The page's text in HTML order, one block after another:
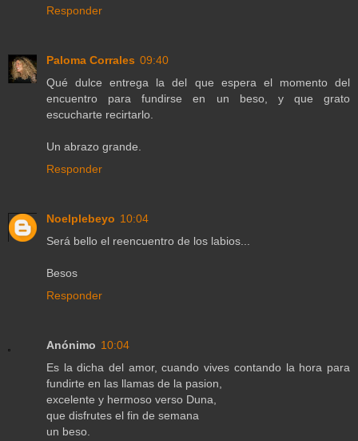
Responder
Paloma Corrales 09:40
Qué dulce entrega la del que espera el momento del
encuentro para fundirse en un beso, y que grato
escucharte recirtarlo.
Un abrazo grande.
Responder
Noelplebeyo 10:04
Será bello el reencuentro de los labios...
Besos
Responder
Anónimo 10:04
Es la dicha del amor, cuando vives contando la hora para
fundirte en las llamas de la pasion,
excelente y hermoso verso Duna,
que disfrutes el fin de semana
un beso.